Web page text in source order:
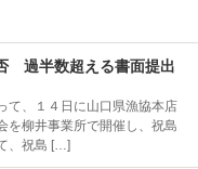
過半数超える書面提出
、１４日に山口県漁協本店
を柳井事業所で開催し、祝島
、祝島 […]